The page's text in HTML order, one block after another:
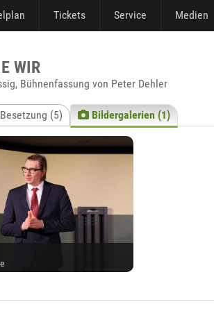
Tickets Service Medien
WIR
Bühnenfassung von Peter Dehler
Besetzung (5) Bildergalerien (1)